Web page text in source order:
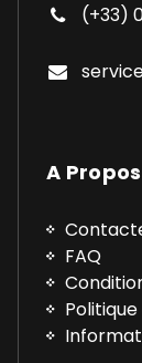
(+33)
A Propos
FAQ